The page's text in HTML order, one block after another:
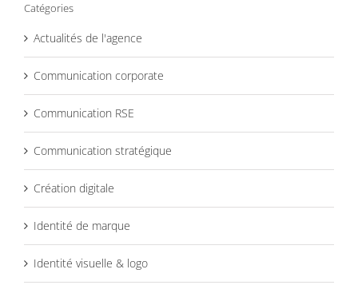
Catégories
Actualités de l'agence
Communication corporate
Communication RSE
Communication stratégique
Création digitale
Identité de marque
Identité visuelle & logo